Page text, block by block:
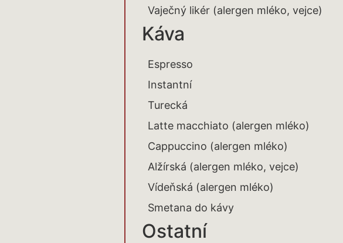
Vaječný likér (alergen mléko, vejce)
Káva
Espresso
Instantní
Turecká
Latte macchiato (alergen mléko)
Cappuccino (alergen mléko)
Alžírská (alergen mléko, vejce)
Vídeňská (alergen mléko)
Smetana do kávy
Ostatní